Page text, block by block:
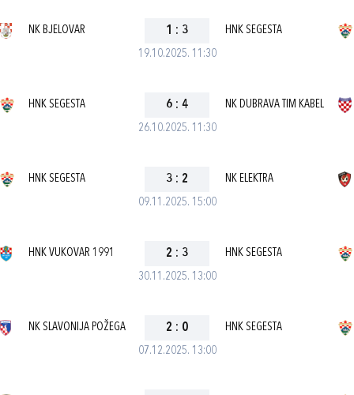
19.10.2025. 11:30
NK BJELOVAR 1 : 3 HNK SEGESTA
26.10.2025. 11:30
HNK SEGESTA 6 : 4 NK DUBRAVA TIM KABEL
09.11.2025. 15:00
HNK SEGESTA 3 : 2 NK ELEKTRA
30.11.2025. 13:00
HNK VUKOVAR 1991 2 : 3 HNK SEGESTA
07.12.2025. 13:00
NK SLAVONIJA POŽEGA 2 : 0 HNK SEGESTA